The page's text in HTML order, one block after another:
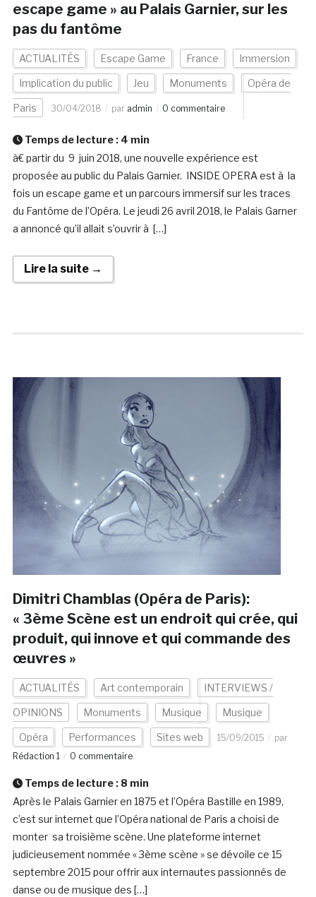
escape game » au Palais Garnier, sur les
pas du fantôme
ACTUALITÉS Escape Game France Immersion
Implication du public Jeu Monuments Opéra de
Paris 30/04/2018 par admin 0 commentaire
Temps de lecture : 4 min
à€ partir du 9 juin 2018, une nouvelle expérience est
proposée au public du Palais Garnier. INSIDE OPERA est à la
fois un escape game et un parcours immersif sur les traces
du Fantôme de l’Opéra. Le jeudi 26 avril 2018, le Palais Garner
a annoncé qu’il allait s’ouvrir à […]
Lire la suite →
Dimitri Chamblas (Opéra de Paris):
« 3ème Scène est un endroit qui crée, qui
produit, qui innove et qui commande des
œuvres »
ACTUALITÉS Art contemporain INTERVIEWS /
OPINIONS Monuments Musique Musique
Opéra Performances Sites web 15/09/2015
par
Rédaction 1
0 commentaire
Temps de lecture : 8 min
Après le Palais Garnier en 1875 et l’Opéra Bastille en 1989,
c’est sur internet que l’Opéra national de Paris a choisi de
monter sa troisième scène. Une plateforme internet
judicieusement nommée « 3ème scène » se dévoile ce 15
septembre 2015 pour offrir aux internautes passionnés de
danse ou de musique des […]